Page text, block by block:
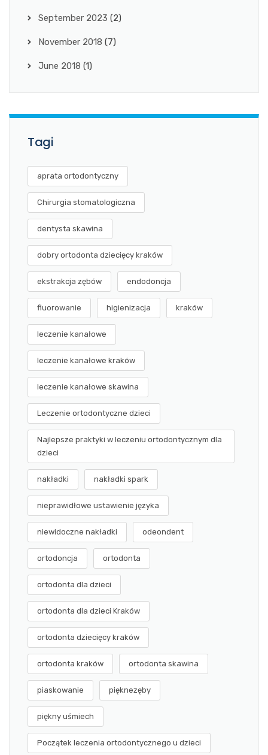
September 2023 (2)
November 2018 (7)
June 2018 (1)
Tagi
aprata ortodontyczny
Chirurgia stomatologiczna
dentysta skawina
dobry ortodonta dziecięcy kraków
ekstrakcja zębów endodoncja
fluorowanie higienizacja kraków
leczenie kanałowe
leczenie kanałowe kraków
leczenie kanałowe skawina
Leczenie ortodontyczne dzieci
Najlepsze praktyki w leczeniu ortodontycznym dla
dzieci
nakładki nakładki spark
nieprawidłowe ustawienie języka
niewidoczne nakładki odeondent
ortodoncja ortodonta
ortodonta dla dzieci
ortodonta dla dzieci Kraków
ortodonta dziecięcy kraków
ortodonta kraków ortodonta skawina
piaskowanie pięknezęby
piękny uśmiech
Początek leczenia ortodontycznego u dzieci